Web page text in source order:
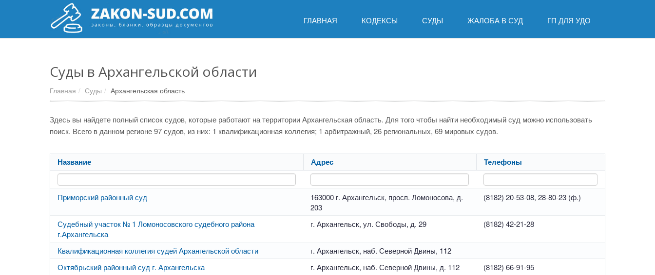
ГЛАВНАЯ КОДЕКСЫ СУДЫ ЖАЛОБА В СУД ГП ДЛЯ УДО
Суды в Архангельской области
Главная Суды Архангельская область
Здесь вы найдете полный список судов, которые работают на территории Архангельская область. Для того чтобы найти необходимый суд можно использовать
поиск. Всего в данном регионе 97 судов, из них: 1 квалификационная коллегия; 1 арбитражный, 26 региональных, 69 мировых судов.
Название Адрес Телефоны
Приморский районный суд
163000 г. Архангельск, просп. Ломоносова, д.
203
(8182) 20-53-08, 28-80-23 (ф.)
Судебный участок № 1 Ломоносовского судебного района
г.Архангельска
г. Архангельск, ул. Свободы, д. 29 (8182) 42-21-28
Квалификационная коллегия судей Архангельской области
г. Архангельск, наб. Северной Двины, 112
Октябрьский районный суд г. Архангельска
г. Архангельск, наб. Северной Двины, д. 112
(8182) 66-91-95